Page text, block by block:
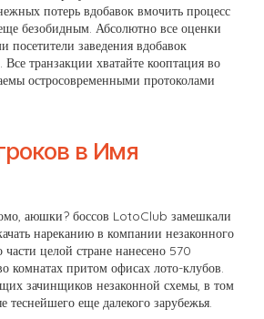
потерь вдобавок вмочить процесс
безобидным. Абсолютно все оценки
посетители заведения вдобавок
транзакции хватайте кооптация во
остросовременными протоколами
в Имя
аюшки? боссов LotoClub замешкали
нареканию в компании незаконного
целой стране нанесено 570
комнатах притом офисах лото-клубов.
зачинщиков незаконной схемы, в том
теснейшего еще далекого зарубежья.